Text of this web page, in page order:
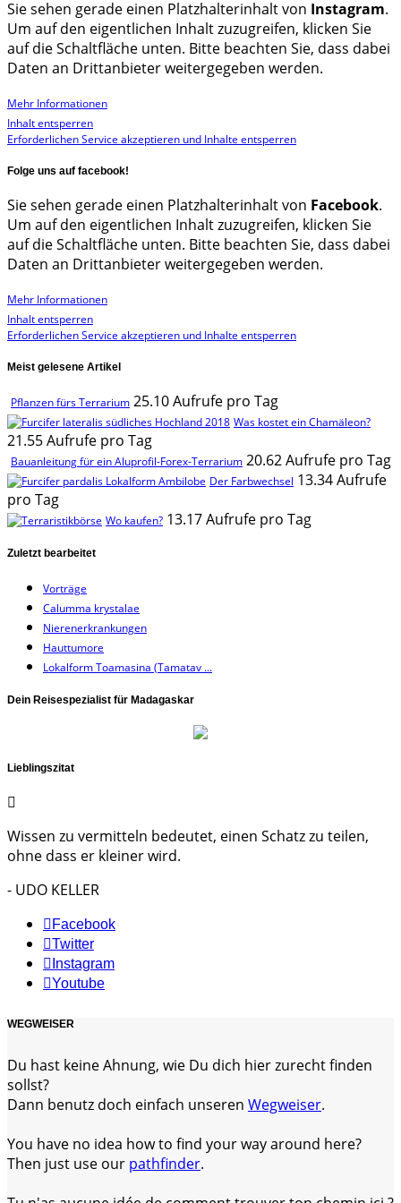
Sie sehen gerade einen Platzhalterinhalt von Instagram.
Um auf den eigentlichen Inhalt zuzugreifen, klicken Sie
auf die Schaltfläche unten. Bitte beachten Sie, dass dabei
Daten an Drittanbieter weitergegeben werden.
Mehr Informationen
Inhalt entsperren
Erforderlichen Service akzeptieren und Inhalte entsperren
Folge uns auf facebook!
Sie sehen gerade einen Platzhalterinhalt von Facebook.
Um auf den eigentlichen Inhalt zuzugreifen, klicken Sie
auf die Schaltfläche unten. Bitte beachten Sie, dass dabei
Daten an Drittanbieter weitergegeben werden.
Mehr Informationen
Inhalt entsperren
Erforderlichen Service akzeptieren und Inhalte entsperren
Meist gelesene Artikel
Pflanzen fürs Terrarium 25.10 Aufrufe pro Tag
Was kostet ein Chamäleon?
21.55 Aufrufe pro Tag
Bauanleitung für ein Aluprofil-Forex-Terrarium 20.62 Aufrufe pro Tag
Der Farbwechsel 13.34 Aufrufe
pro Tag
Wo kaufen? 13.17 Aufrufe pro Tag
Zuletzt bearbeitet
Vorträge
Calumma krystalae
Nierenerkrankungen
Hauttumore
Lokalform Toamasina (Tamatav ...
Dein Reisespezialist für Madagaskar
Lieblingszitat
Wissen zu vermitteln bedeutet, einen Schatz zu teilen,
ohne dass er kleiner wird.
- UDO KELLER
Facebook
Twitter
Instagram
Youtube
WEGWEISER
Du hast keine Ahnung, wie Du dich hier zurecht finden
sollst?
Dann benutz doch einfach unseren Wegweiser.
You have no idea how to find your way around here?
Then just use our pathfinder.